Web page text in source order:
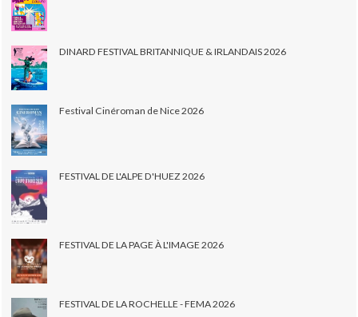
DINARD FESTIVAL BRITANNIQUE & IRLANDAIS 2026
Festival Cinéroman de Nice 2026
FESTIVAL DE L'ALPE D'HUEZ 2026
FESTIVAL DE LA PAGE À L'IMAGE 2026
FESTIVAL DE LA ROCHELLE - FEMA 2026